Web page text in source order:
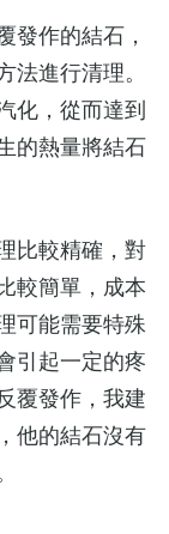
發作的結石，
法進行清理。
化，從而達到
的熱量將結石
比較精確，對
較簡單，成本
可能需要特殊
引起一定的疼
覆發作，我建
他的結石沒有